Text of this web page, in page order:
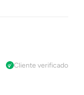
Cliente verificado